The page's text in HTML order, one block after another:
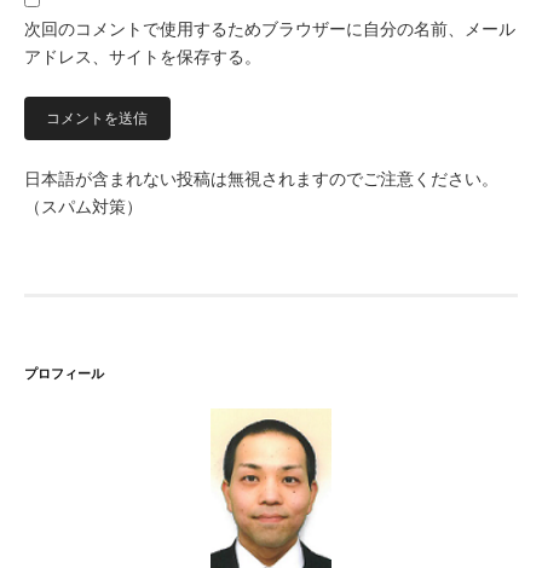
次回のコメントで使用するためブラウザーに自分の名前、メール
アドレス、サイトを保存する。
日本語が含まれない投稿は無視されますのでご注意ください。
（スパム対策）
プロフィール